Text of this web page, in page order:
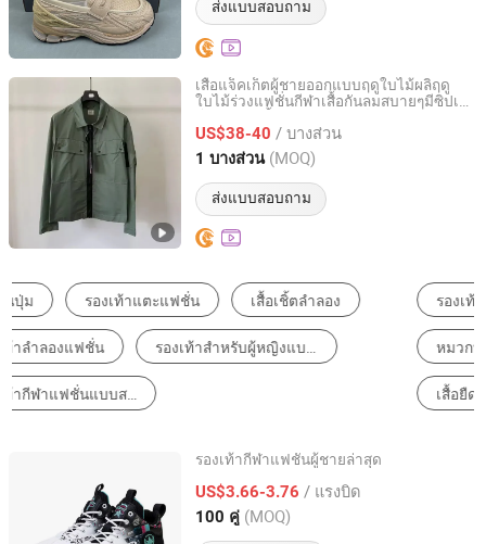
ส่งแบบสอบถาม
เสื้อแจ็คเก็ตผู้ชายออกแบบฤดูใบไม้ผลิฤดู
ใบไม้ร่วงแฟชั่นกีฬาเสื้อกันลมสบายๆมีซิปเสื้อ
US$38-40 / บางส่วน
1 บางส่วน (MOQ)
ส่งแบบสอบถาม
Chengdu Jiazhuchen Trading Co., Ltd.
Sichuan, China อัตราจาก 2026
รองเท้าผ้าใบผู้ชาย รองเท้าวิ่งผู้ชาย
หมวกบาสบอล
เสื้อยืดผู้ชาย
รองเท้ากีฬาแฟชั่นผู้ชายล่าสุด
US$3.66-3.76 / แรงบิด
100 คู่ (MOQ)
Baoding Dingxiang Trade Co., Ltd.
Hebei, China อัตราจาก 2025